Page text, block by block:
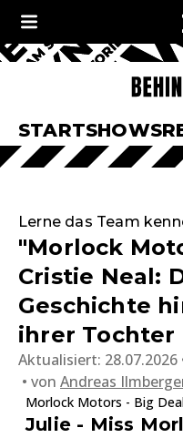
STARTSHOWS
Lerne das Team
"Morlock
Cristie Neal:
Geschichte
ihrer Tochter
Aktualisiert: 28.07.2026
von Andreas
Morlock Motors - Big
Julie - Miss